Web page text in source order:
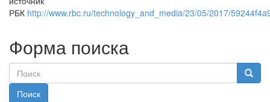
РБК http://www.rbc.ru/technology_and_media/23/05/2017/
Форма поиска
Поиск